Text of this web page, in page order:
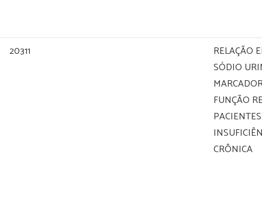
20311
RELAÇÃO
SÓDIO
FUNÇÃO
CRÔNICA